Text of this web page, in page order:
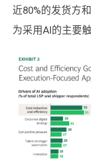
近80%的发货方
为采用AI的主要